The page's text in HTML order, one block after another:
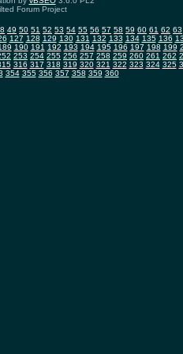
Forum Project
49 50 51 52 53 54 55 56 57 58 59 60 61 62 63
127 128 129 130 131 132 133 134 135 136
190 191 192 193 194 195 196 197 198 199
253 254 255 256 257 258 259 260 261 262
316 317 318 319 320 321 322 323 324 325
354 355 356 357 358 359 360